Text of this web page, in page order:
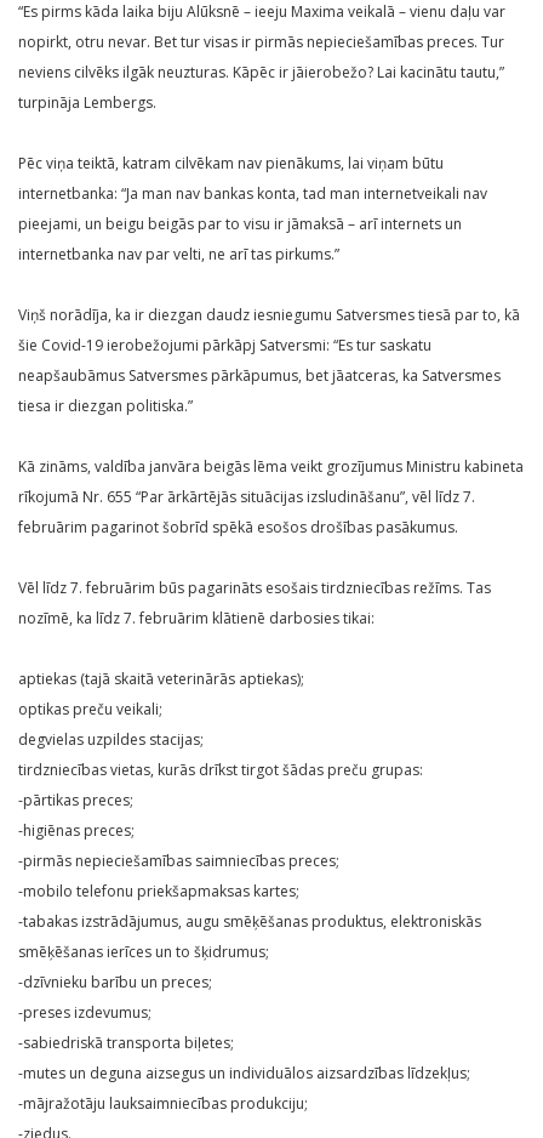
“Es pirms kāda laika biju Alūksnē – ieeju Maxima veikalā – vienu daļu var
nopirkt, otru nevar. Bet tur visas ir pirmās nepieciešamības preces. Tur
neviens cilvēks ilgāk neuzturas. Kāpēc ir jāierobežo? Lai kacinātu tautu,”
turpināja Lembergs.
Pēc viņa teiktā, katram cilvēkam nav pienākums, lai viņam būtu
internetbanka: “Ja man nav bankas konta, tad man internetveikali nav
pieejami, un beigu beigās par to visu ir jāmaksā – arī internets un
internetbanka nav par velti, ne arī tas pirkums.”
Viņš norādīja, ka ir diezgan daudz iesniegumu Satversmes tiesā par to, kā
šie Covid-19 ierobežojumi pārkāpj Satversmi: “Es tur saskatu
neapšaubāmus Satversmes pārkāpumus, bet jāatceras, ka Satversmes
tiesa ir diezgan politiska.”
Kā zināms, valdība janvāra beigās lēma veikt grozījumus Ministru kabineta
rīkojumā Nr. 655 “Par ārkārtējās situācijas izsludināšanu”, vēl līdz 7.
februārim pagarinot šobrīd spēkā esošos drošības pasākumus.
Vēl līdz 7. februārim būs pagarināts esošais tirdzniecības režīms. Tas
nozīmē, ka līdz 7. februārim klātienē darbosies tikai:
aptiekas (tajā skaitā veterinārās aptiekas);
optikas preču veikali;
degvielas uzpildes stacijas;
tirdzniecības vietas, kurās drīkst tirgot šādas preču grupas:
-pārtikas preces;
-higiēnas preces;
-pirmās nepieciešamības saimniecības preces;
-mobilo telefonu priekšapmaksas kartes;
-tabakas izstrādājumus, augu smēķēšanas produktus, elektroniskās
smēķēšanas ierīces un to šķidrumus;
-dzīvnieku barību un preces;
-preses izdevumus;
-sabiedriskā transporta biļetes;
-mutes un deguna aizsegus un individuālos aizsardzības līdzekļus;
-mājražotāju lauksaimniecības produkciju;